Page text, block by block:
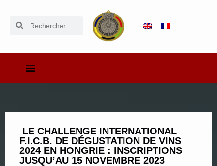
LE CHALLENGE INTERNATIONAL
F.I.C.B. DE DÉGUSTATION DE VINS
2024 EN HONGRIE : INSCRIPTIONS
JUSQU’AU 15 NOVEMBRE 2023